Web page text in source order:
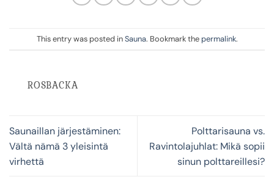
This entry was posted inSauna. Bookmark the permalink.
ROSBACKA
Saunaillan järjestäminen:
Vältä nämä 3 yleisintä
virhettä
Polttarisauna vs.
Ravintolajuhlat: Mikä sopii
sinun polttareillesi?